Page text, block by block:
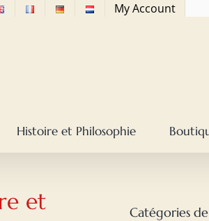
My Account
Histoire et Philosophie
et
Catégories